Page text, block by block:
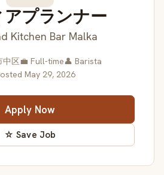
アプランナー
Kitchen Bar Malka
中区💼 Full-time👤 Barista
May 29, 2026
Apply Now
☆ Save Job